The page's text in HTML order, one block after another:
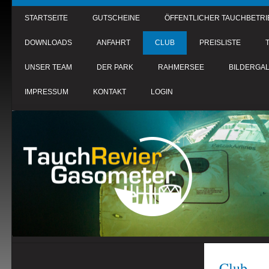
STARTSEITE GUTSCHEINE ÖFFENTLICHER
DOWNLOADS ANFAHRT CLUB PREISLISTE
UNSER TEAM DER PARK RAHMERSEE
IMPRESSUM KONTAKT LOGIN